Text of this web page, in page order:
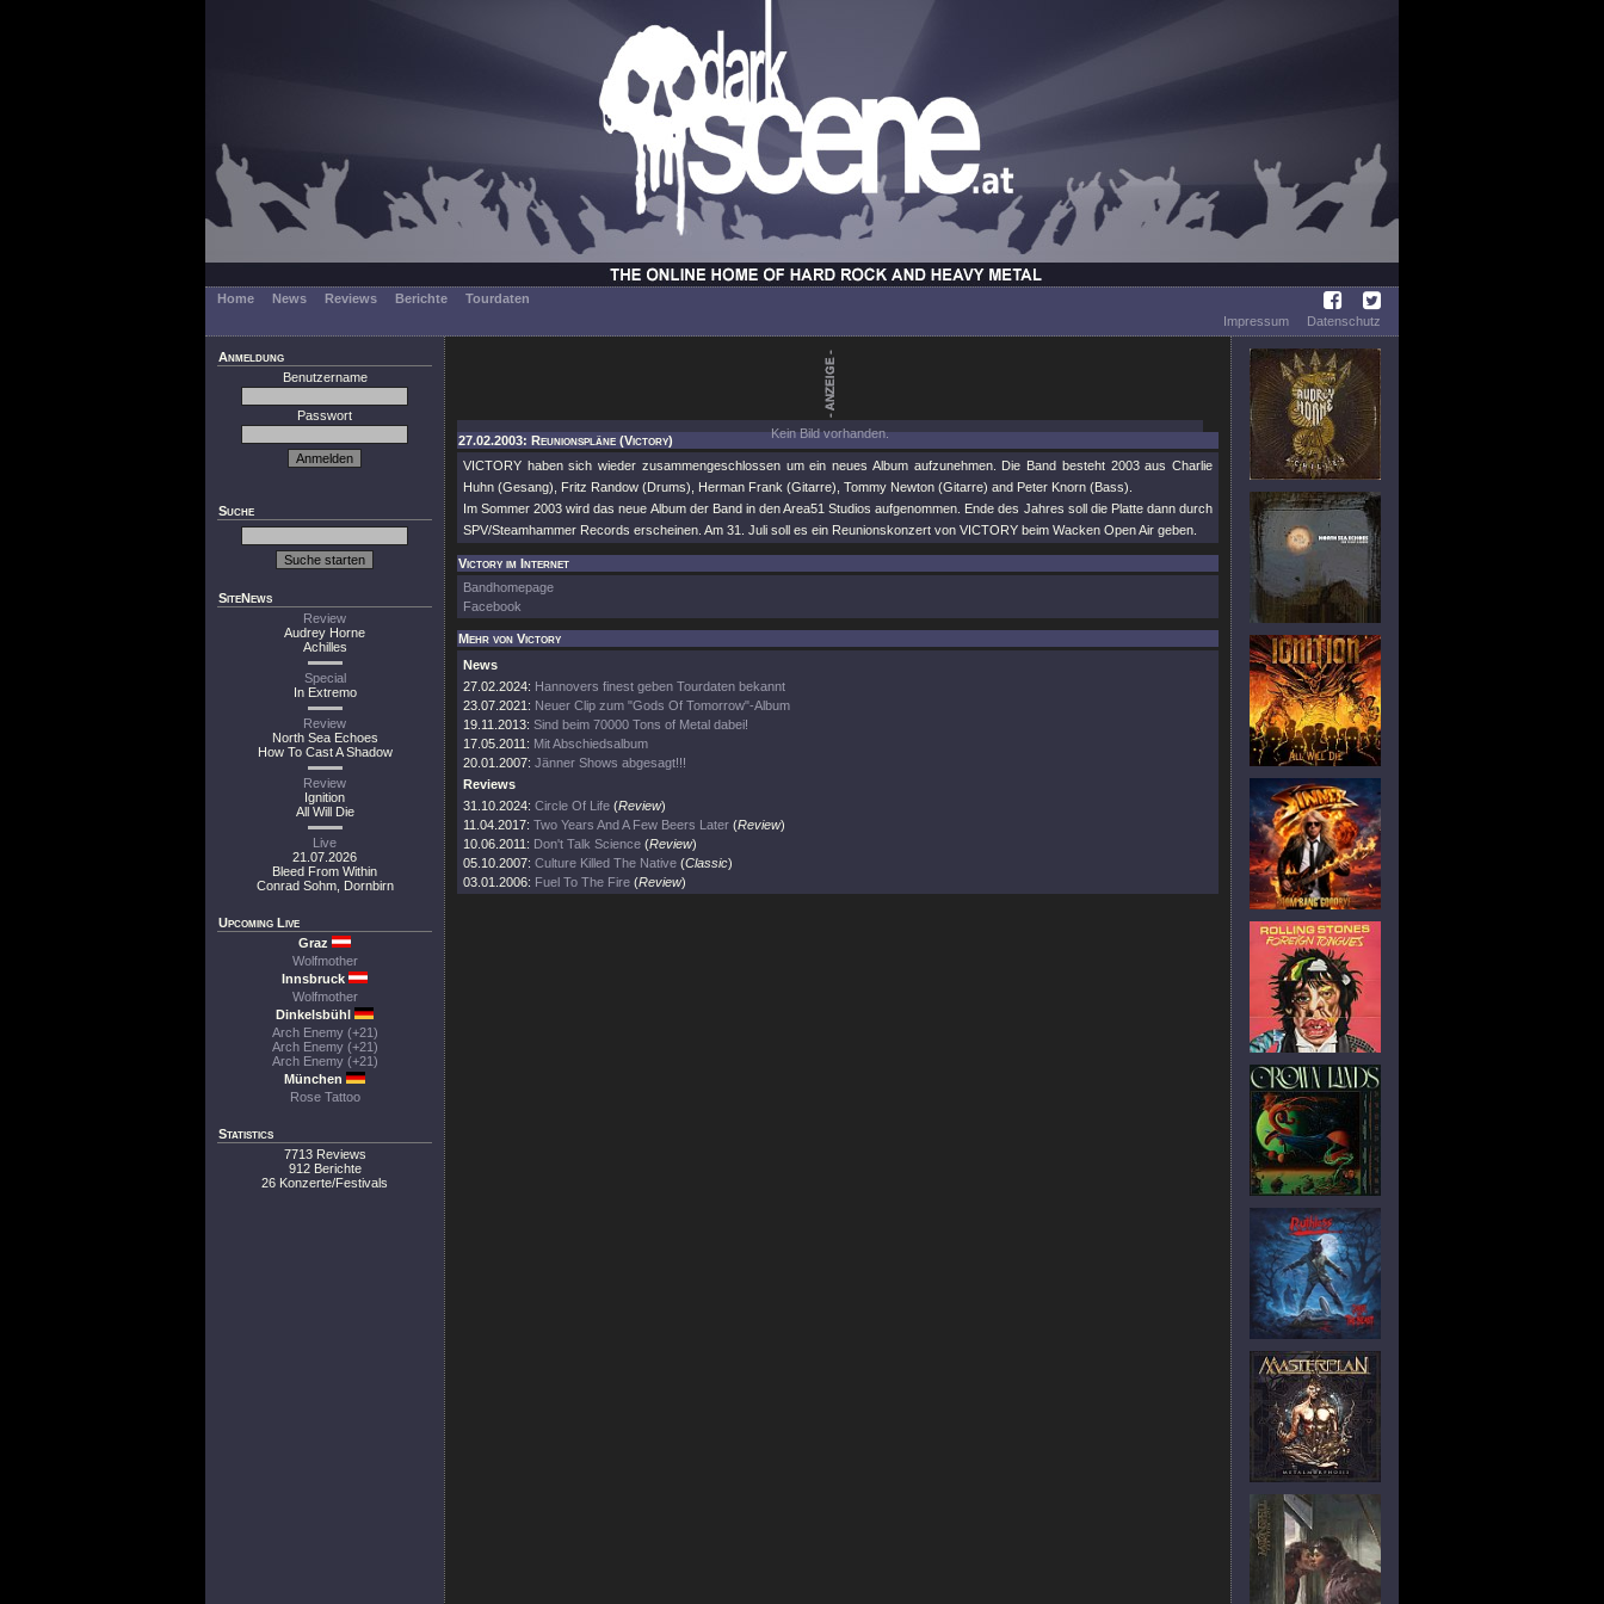
Home News Reviews Berichte
Tourdaten
Impressum
Datenschutz
Anmeldung
Benutzername
Passwort
Suche
SiteNews
Review
Audrey Horne
Achilles
Special
In Extremo
Review
North Sea Echoes
How To Cast A Shadow
Review
Ignition
All Will Die
Live
21.07.2026
Bleed From Within
Conrad Sohm, Dornbirn
Upcoming Live
Graz
Wolfmother
Innsbruck
Wolfmother
Dinkelsbühl
Arch Enemy (+21)
Arch Enemy (+21)
Arch Enemy (+21)
München
Rose Tattoo
Statistics
7713 Reviews
912 Berichte
26 Konzerte/Festivals
Kein Bild vorhanden.
27.02.2003: Reunionspläne (Victory)
VICTORY haben sich wieder zusammengeschlossen um ein neues Album aufzunehmen. Die Band besteht 2003 aus Charlie
Huhn (Gesang), Fritz Randow (Drums), Herman Frank (Gitarre), Tommy Newton (Gitarre) and Peter Knorn (Bass).
Im Sommer 2003 wird das neue Album der Band in den Area51 Studios aufgenommen. Ende des Jahres soll die Platte dann durch
SPV/Steamhammer Records erscheinen. Am 31. Juli soll es ein Reunionskonzert von VICTORY beim Wacken Open Air geben.
Victory im Internet
Bandhomepage
Facebook
Mehr von Victory
News
27.02.2024: Hannovers finest geben Tourdaten bekannt
23.07.2021: Neuer Clip zum "Gods Of Tomorrow"-Album
19.11.2013: Sind beim 70000 Tons of Metal dabei!
17.05.2011: Mit Abschiedsalbum
20.01.2007: Jänner Shows abgesagt!!!
Reviews
31.10.2024: Circle Of Life (Review)
11.04.2017: Two Years And A Few Beers Later (Review)
10.06.2011: Don't Talk Science (Review)
05.10.2007: Culture Killed The Native (Classic)
03.01.2006: Fuel To The Fire (Review)